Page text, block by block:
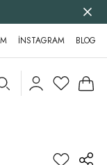
İNSTAGRAM BLOG